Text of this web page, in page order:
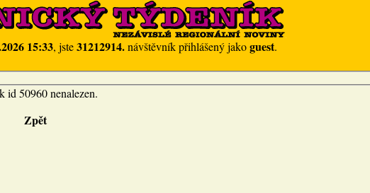
15:33, jste31212914.návštěvník přihlášený jakoguest.
id 50960 nenalezen.
Zpět